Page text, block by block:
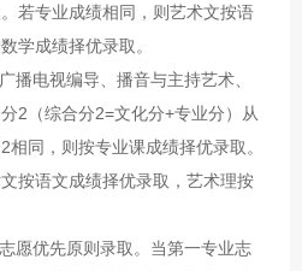
若专业成绩相同，则艺术文按语
学成绩择优录取。
播电视编导、播音与主持艺术、
2（综合分2=文化分+专业分）从
同，则按专业课成绩择优录取。
按语文成绩择优录取，艺术理按
愿优先原则录取。当第一专业志